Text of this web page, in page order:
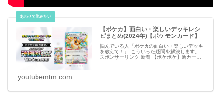
【ポケカ】面白い・楽しいデッキレシ
ピまとめ(2024年)【ポケモンカード】
悩んでいる人『ポケカの面白い・楽しいデッキ
を教えて！』 こういった疑問を解決します。
スポンサーリンク 新着 【ポケポケ】新カー
youtubemtm.com